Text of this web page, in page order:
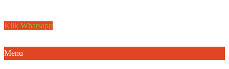
Klik Whatsapp
Menu